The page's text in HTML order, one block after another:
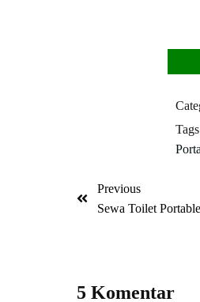
Previous
Sewa Toilet
5 Komentar